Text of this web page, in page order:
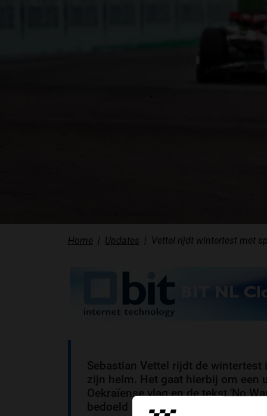
Home Updates Vettel rijdt wintertest met
Sebastian Vettel rijdt de
zijn helm. Het gaat hierbij om een
Oekraïense vlag en de tekst 'No
bedoeld is voor de testdagen, of